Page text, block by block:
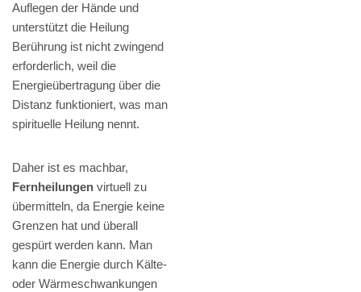
Auflegen der Hände und
unterstützt die Heilung
Berührung ist nicht zwingend
erforderlich, weil die
Energieübertragung über die
Distanz funktioniert, was man
spirituelle Heilung nennt.
Daher ist es machbar,
Fernheilungen virtuell zu
übermitteln, da Energie keine
Grenzen hat und überall
gespürt werden kann. Man
kann die Energie durch Kälte-
oder Wärmeschwankungen